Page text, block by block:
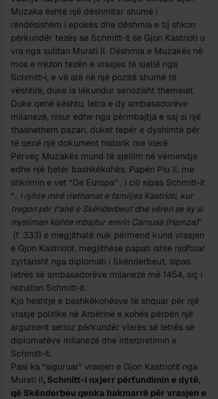
Muzaka është një dëshmitar shumë i
rëndësishëm i epokës dhe dëshmia e tij shkon
përkundër tezës se Schmitt-it se Gjon Kastrioti u
vra nga sulltan Murati II. Dëshmia e Muzakës në
mos e rrëzon tezën e vrasjes të sjellë nga
Schmitt-i, e vë atë në një pozitë shumë të
vështirë, duke ia lëkundur seriozisht themelet.
Duke qenë kështu, letra e dy ambasadorëve
milanezë, nisur edhe nga përmbajtja e saj si një
thashethem pazari, duket tepër e dyshimtë për
të qenë një dokument historik me vlerë.
Përveç Muzakës mund të sjellim në vëmendje
edhe një tjetër bashkëkohës, Papën Piu II, me
shkrimin e vet “De Europa” , i cili sipas Schmitt-it
“.. i njihte mirë rrethanat e familjes Kastrioti, kur
tregon për t’anë e Skënderbeut dhe vëren se ky si
mysliman kishte mbajtur emrin Camusa (Hamza)”
(f. 333) e megjithatë nuk përmend kund vrasjen
e Gjon Kastriotit, megjithëse papati ishte njoftuar
zyrtarisht nga diplomati i Skënderbeut, sipas
letrës së ambasadorëve milanezë më 1454, siç i
rezulton Schmitt-it.
Kjo heshtje e bashkëkohësve të shquar për një
vrasje politike në Arbërinë e kohës përbën një
argument serioz përkundër vlerës së letrës së
diplomatëve milanezë dhe interpretimin e
Schmitt-it.
Pasi ka “siguruar” vrasjen e Gjon Kastriotit nga
Murati II, Schmitt-i nxjerr përfundimin e dytë,
që Skënderbeu qenka hakmarrë për vrasjen e